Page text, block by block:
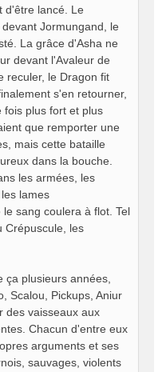
d'être lancé. Le
Jormungand, le
La grâce d'Asha ne
devant l'Avaleur de
reculer, le Dragon fit
s'en retourner,
fois plus fort et plus
que remporter une
mais cette bataille
dans la bouche.
les armées, les
lames
sang coulera à flot. Tel
Crépuscule, les
ça plusieurs années,
Scalou, Pickups, Aniur
des vaisseaux aux
Chacun d'entre eux
arguments et ses
sauvages, violents